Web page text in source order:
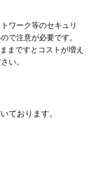
ワーク等のセキュリ
で注意が必要です。
まですとコストが増え
い。
ております。